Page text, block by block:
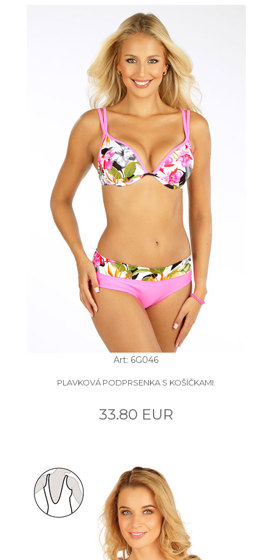
Art: 6G046
PLAVKOVÁ PODPRSENKA S KOŠÍČKAMI.
33.80 EUR